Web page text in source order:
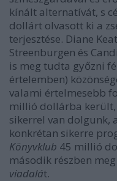
kínált alternatívát, s
dollárt olvasott ki a
terjesztése. Diane
Streenburgen és
is meg tudta győzni
értelemben)
valami értelmesebb
millió dollárba került,
sikerrel van dolgunk,
konkrétan sikerre
Könyvklub 45 millió
második részben
viadalát.